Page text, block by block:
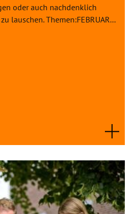
oder auch nachdenklich
lauschen. Themen:FEBRUAR...